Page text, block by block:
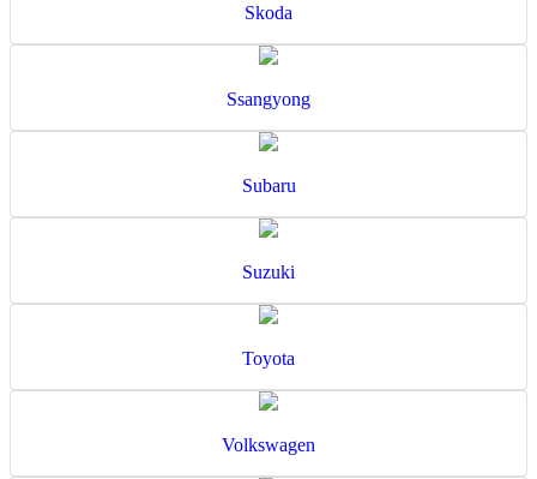
Skoda
Ssangyong
Subaru
Suzuki
Toyota
Volkswagen